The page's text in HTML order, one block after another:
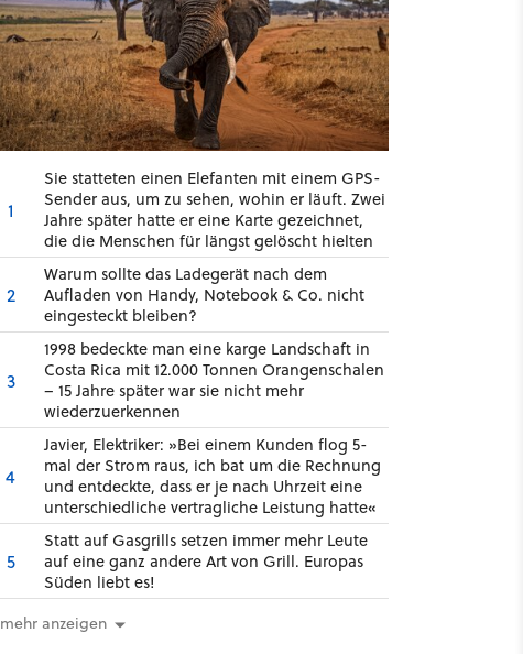
1
Sie statteten einen Elefanten mit einem GPS-
Sender aus, um zu sehen, wohin er läuft. Zwei
Jahre später hatte er eine Karte gezeichnet,
die die Menschen für längst gelöscht hielten
2
Warum sollte das Ladegerät nach dem
Aufladen von Handy, Notebook & Co. nicht
eingesteckt bleiben?
3
1998 bedeckte man eine karge Landschaft in
Costa Rica mit 12.000 Tonnen Orangenschalen
– 15 Jahre später war sie nicht mehr
wiederzuerkennen
4
Javier, Elektriker: »Bei einem Kunden flog 5-
mal der Strom raus, ich bat um die Rechnung
und entdeckte, dass er je nach Uhrzeit eine
unterschiedliche vertragliche Leistung hatte«
5
Statt auf Gasgrills setzen immer mehr Leute
auf eine ganz andere Art von Grill. Europas
Süden liebt es!
mehr anzeigen